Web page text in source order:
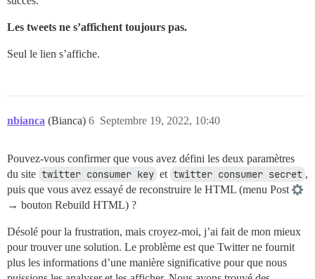
Les tweets ne s’affichent toujours pas.
Seul le lien s’affiche.
nbianca (Bianca) Septembre 19, 2022, 10:40
6
Pouvez-vous confirmer que vous avez défini les deux paramètres
du site twitter consumer key et twitter consumer secret ,
puis que vous avez essayé de reconstruire le HTML (menu Post
→ bouton Rebuild HTML) ?
Désolé pour la frustration, mais croyez-moi, j’ai fait de mon mieux
pour trouver une solution. Le problème est que Twitter ne fournit
plus les informations d’une manière significative pour que nous